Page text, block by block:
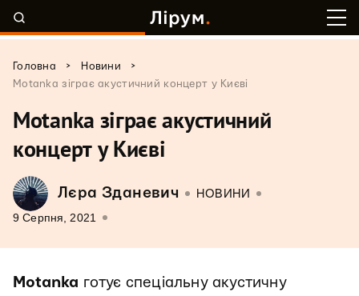
Головна > Новини
>
Motanka зіграє акустичний концерт у Києві
Motanka зіграє акустичний
концерт у Києві
Лєра Зданевич НОВИНИ
9 Серпня, 2021
Motanka готує спеціальну акустичну